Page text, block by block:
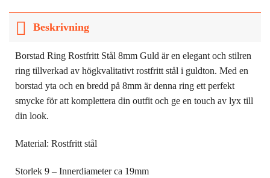
Beskrivning
Borstad Ring Rostfritt Stål 8mm Guld är en elegant och stilren
ring tillverkad av högkvalitativt rostfritt stål i guldton. Med en
borstad yta och en bredd på 8mm är denna ring ett perfekt
smycke för att komplettera din outfit och ge en touch av lyx till
din look.
Material: Rostfritt stål
Storlek 9 – Innerdiameter ca 19mm